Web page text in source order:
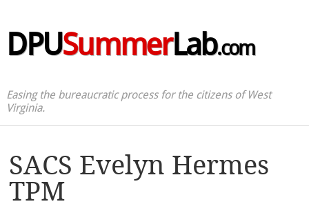
DPUSummerLab.com
Easing the bureaucratic process for the citizens of West
Virginia.
SACS Evelyn Hermes
TPM